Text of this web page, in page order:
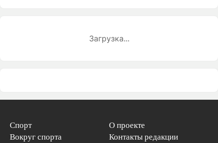
Загрузка...
Спорт
Вокруг спорта
О проекте
Контакты редакции